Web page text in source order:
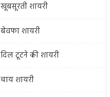
खूबसूरती शायरी
बेवफा शायरी
दिल टूटने की शायरी
चाय शायरी